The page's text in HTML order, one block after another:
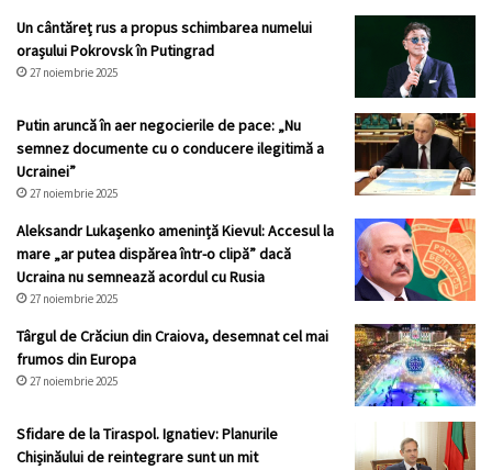
Un cântăreț rus a propus schimbarea numelui
orașului Pokrovsk în Putingrad
27 noiembrie 2025
Putin aruncă în aer negocierile de pace: „Nu
semnez documente cu o conducere ilegitimă a
Ucrainei”
27 noiembrie 2025
Aleksandr Lukașenko amenință Kievul: Accesul la
mare „ar putea dispărea într-o clipă” dacă
Ucraina nu semnează acordul cu Rusia
27 noiembrie 2025
Târgul de Crăciun din Craiova, desemnat cel mai
frumos din Europa
27 noiembrie 2025
Sfidare de la Tiraspol. Ignatiev: Planurile
Chișinăului de reintegrare sunt un mit